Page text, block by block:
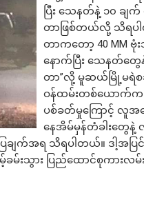
ပြီး သေနတ်နဲ့ ၁၀ ခ
တာဖြစ်တယ်လို့ သိရပ
တာကတော့ 40 MM ဗုံ
နောက်ပြီး သေနတ်
တာ”လို့ မူဆယ်မြို့မရဲစ
ဝန်ထမ်းတစ်ယောက်က
ပစ်ခတ်မှုကြောင့် လူအ
နေအိမ်မှန်တံခါးတွေနဲ့
ျက်အရ သိရပါတယ်။ ဒါ့အပြ
သွား ပြည်ထောင်စုကားလမ်